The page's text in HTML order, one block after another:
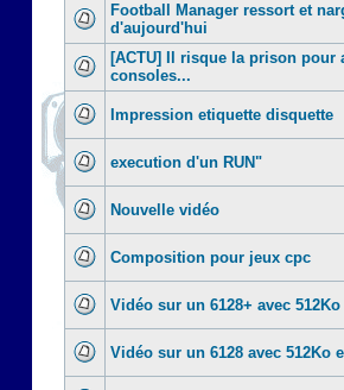
Football Manager ressort et
d'aujourd'hui
[ACTU] Il risque la prison pour
consoles...
Impression etiquette disquette
execution d'un RUN"
Nouvelle vidéo
Composition pour jeux cpc
Vidéo sur un 6128+ avec
Vidéo sur un 6128 avec 512Ko